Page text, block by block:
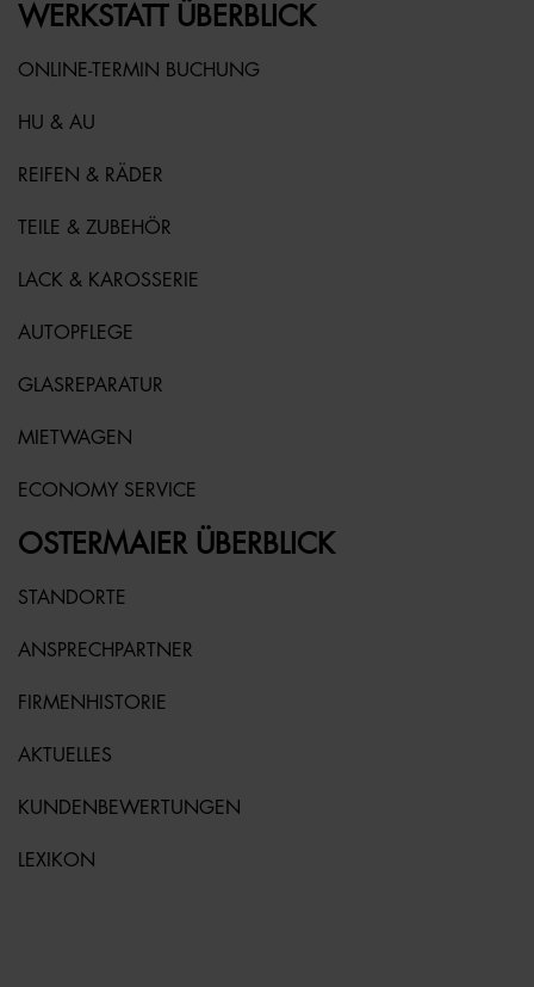
WERKSTATT ÜBERBLICK
ONLINE-TERMIN BUCHUNG
HU & AU
REIFEN & RÄDER
TEILE & ZUBEHÖR
LACK & KAROSSERIE
AUTOPFLEGE
GLASREPARATUR
MIETWAGEN
ECONOMY SERVICE
OSTERMAIER ÜBERBLICK
STANDORTE
ANSPRECHPARTNER
FIRMENHISTORIE
AKTUELLES
KUNDENBEWERTUNGEN
LEXIKON